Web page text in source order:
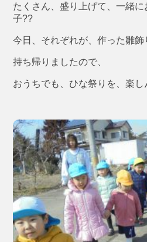
たくさん、盛り上げて、一緒
子??
今日、それぞれが、作った雛飾
持ち帰りましたので、
おうちでも、ひな祭りを、楽